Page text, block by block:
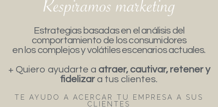
Estrategias basadas en el análisis del
comportamiento de los consumidores
en los complejos y volátiles escenarios actuales.
+ Quiero ayudarte a atraer, cautivar, retener y
fidelizar a tus clientes.
TE AYUDO A ACERCAR TU EMPRESA A SUS
CLIENTES